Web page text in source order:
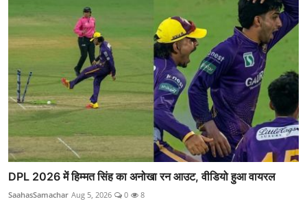
DPL 2026 में हिम्मत सिंह का अनोखा रन आउट, वीडियो हुआ वायरल
SaahasSamachar Aug 5, 2026 0 8